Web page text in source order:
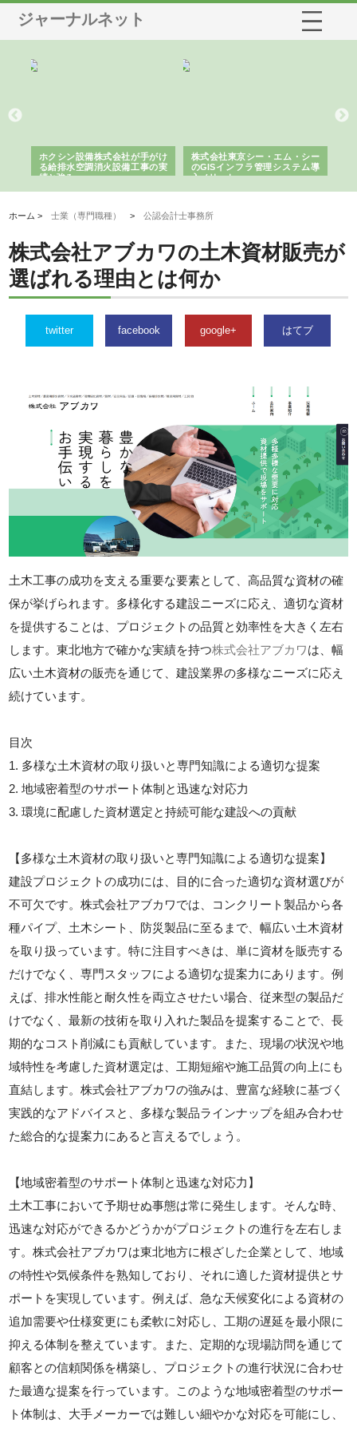
ジャーナルネット
株式会社が手がけ
消火設備工事の実
株式会社東京シー・エム・シー
のGISインフラ管理システム導
入メリット
株式会社アクアスペース
から陸上まで一貫施工で
由
ホーム >士業（専門職種） >公認会計士事務所
株式会社アブカワの土木資材販売が
選ばれる理由とは何か
twitter facebook google+ はてブ
土木工事の成功を支える重要な要素として、高品質な資材の確
保が挙げられます。多様化する建設ニーズに応え、適切な資材
を提供することは、プロジェクトの品質と効率性を大きく左右
します。東北地方で確かな実績を持つ株式会社アブカワは、幅
広い土木資材の販売を通じて、建設業界の多様なニーズに応え
続けています。
目次
1. 多様な土木資材の取り扱いと専門知識による適切な提案
2. 地域密着型のサポート体制と迅速な対応力
3. 環境に配慮した資材選定と持続可能な建設への貢献
【多様な土木資材の取り扱いと専門知識による適切な提案】
建設プロジェクトの成功には、目的に合った適切な資材選びが
不可欠です。株式会社アブカワでは、コンクリート製品から各
種パイプ、土木シート、防災製品に至るまで、幅広い土木資材
を取り扱っています。特に注目すべきは、単に資材を販売する
だけでなく、専門スタッフによる適切な提案力にあります。例
えば、排水性能と耐久性を両立させたい場合、従来型の製品だ
けでなく、最新の技術を取り入れた製品を提案することで、長
期的なコスト削減にも貢献しています。また、現場の状況や地
域特性を考慮した資材選定は、工期短縮や施工品質の向上にも
直結します。株式会社アブカワの強みは、豊富な経験に基づく
実践的なアドバイスと、多様な製品ラインナップを組み合わせ
た総合的な提案力にあると言えるでしょう。
【地域密着型のサポート体制と迅速な対応力】
土木工事において予期せぬ事態は常に発生します。そんな時、
迅速な対応ができるかどうかがプロジェクトの進行を左右しま
す。株式会社アブカワは東北地方に根ざした企業として、地域
の特性や気候条件を熟知しており、それに適した資材提供とサ
ポートを実現しています。例えば、急な天候変化による資材の
追加需要や仕様変更にも柔軟に対応し、工期の遅延を最小限に
抑える体制を整えています。また、定期的な現場訪問を通じて
顧客との信頼関係を構築し、プロジェクトの進行状況に合わせ
た最適な提案を行っています。このような地域密着型のサポー
ト体制は、大手メーカーでは難しい細やかな対応を可能にし、